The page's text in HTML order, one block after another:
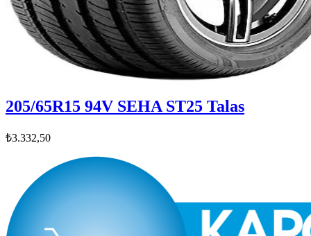
205/65R15 94V SEHA ST25 Talas
₺3.332,50